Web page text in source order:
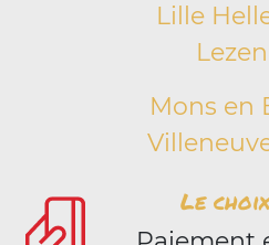
Lille
Mons en
Le